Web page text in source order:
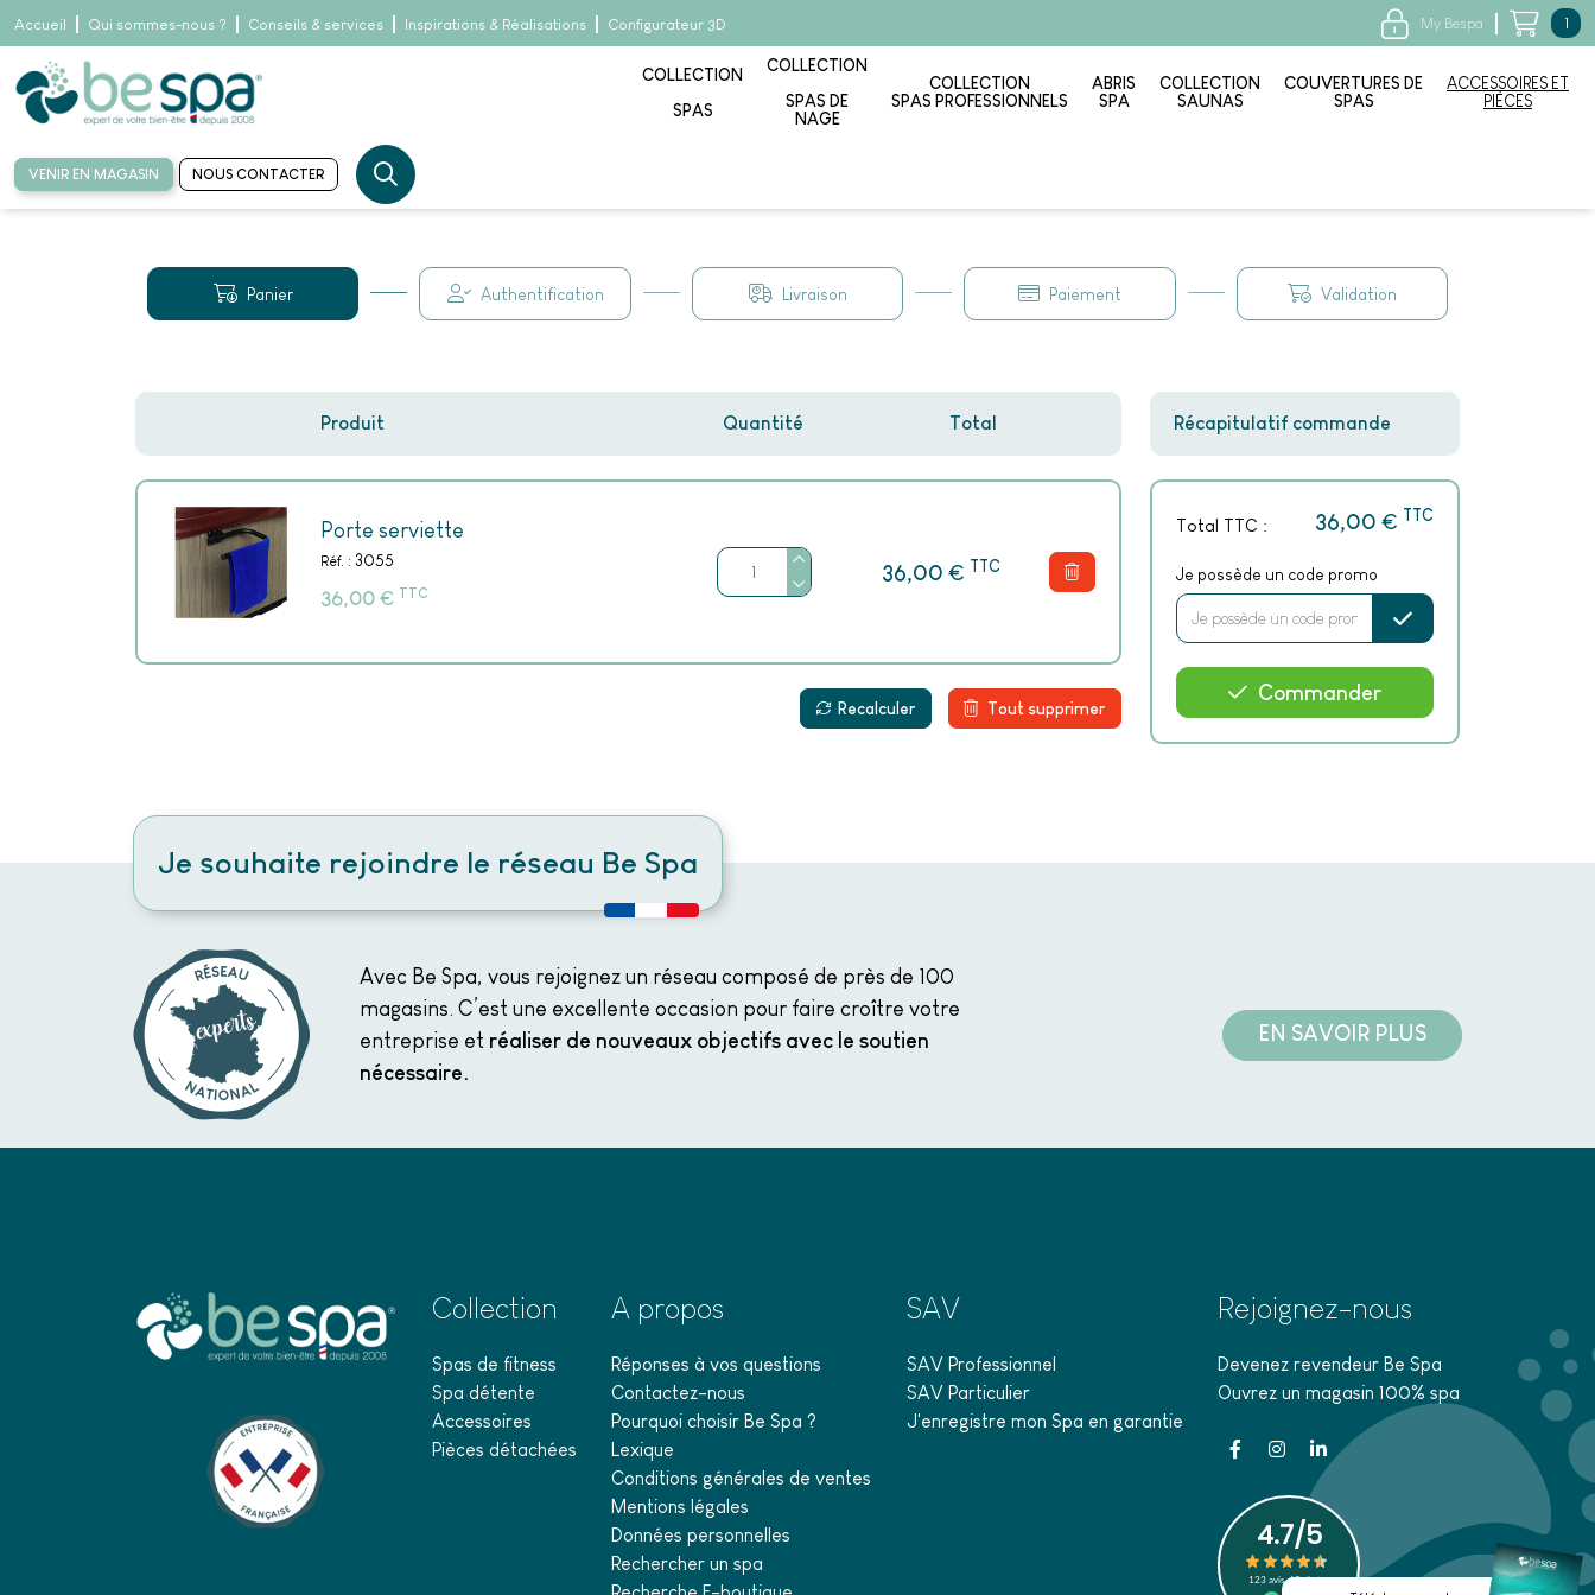
Accueil Qui sommes-nous ? Conseils & services Inspirations & Réalisations Configurateur 3D My Bespa 1
VENIR EN MAGASIN NOUS CONTACTER
COLLECTION
SPAS
COLLECTION
SPAS DE
NAGE
COLLECTION
SPAS PROFESSIONNELS
ABRIS
SPA
COLLECTION
SAUNAS
COUVERTURES DE
SPAS
ACCESSOIRES ET
PIÈCES
Accueil Détail panier
Panier Authentification Livraison Paiement Validation
Produit Quantité Total
Porte serviette
Réf. : 3055
36,00 € TTC
36,00€ TTC
Recalculer Tout supprimer
Récapitulatif commande
Total TTC : 36,00 € TTC
Je possède un code promo
Commander
Je souhaite rejoindre le réseau Be Spa
Avec Be Spa, vous rejoignez un réseau composé de près de 100
magasins. C’est une excellente occasion pour faire croître votre
entreprise et réaliser de nouveaux objectifs avec le soutien
nécessaire.
EN SAVOIR PLUS
Collection
Spas de fitness
Spa détente
Accessoires
Pièces détachées
A propos
Réponses à vos questions
Contactez-nous
Pourquoi choisir Be Spa ?
Lexique
Conditions générales de ventes
Mentions légales
Données personnelles
Rechercher un spa
SAV
SAV Professionnel
SAV Particulier
J'enregistre mon Spa en garantie
Rejoignez-nous
Devenez revendeur Be Spa
Ouvrez un magasin 100% spa